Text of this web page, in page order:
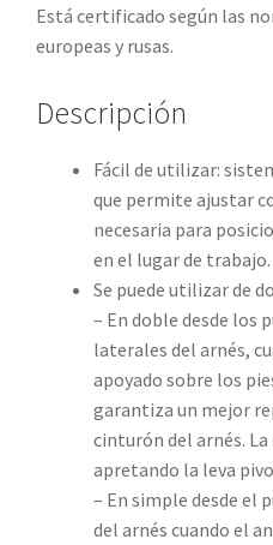
Está certificado según las
europeas y rusas.
Descripción
Fácil de utilizar:
que permite ajustar
necesaria para
en el lugar de trabajo.
Se puede utilizar de
– En doble desde los
laterales del arnés,
apoyado sobre los
garantiza un mejor
cinturón del arnés.
apretando la leva
– En simple desde el
del arnés cuando el